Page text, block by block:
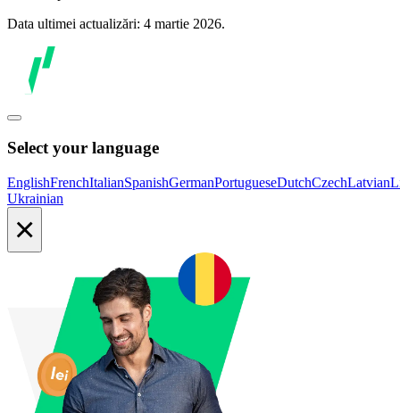
Data ultimei actualizări: 4 martie 2026.
Select your language
EnglishFrenchItalianSpanishGermanPortugueseDutchCzechLatvian
Ukrainian
×